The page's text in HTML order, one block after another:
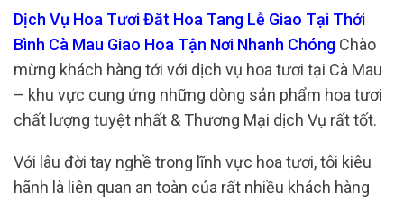
Dịch Vụ Hoa Tươi Đăt Hoa Tang Lễ Giao Tại Thới
Bình Cà Mau Giao Hoa Tận Nơi Nhanh Chóng Chào
mừng khách hàng tới với dịch vụ hoa tươi tại Cà Mau
– khu vực cung ứng những dòng sản phẩm hoa tươi
chất lượng tuyệt nhất & Thương Mại dịch Vụ rất tốt.
Với lâu đời tay nghề trong lĩnh vực hoa tươi, tôi kiêu
hãnh là liên quan an toàn của rất nhiều khách hàng